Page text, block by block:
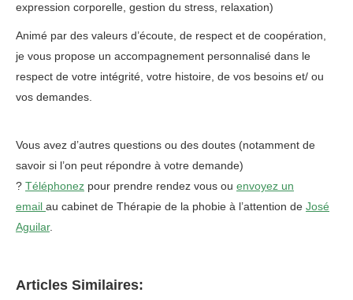
expression corporelle, gestion du stress, relaxation)
Animé par des valeurs d’écoute, de respect et de coopération,
je vous propose un accompagnement personnalisé dans le
respect de votre intégrité, votre histoire, de vos besoins et/ ou
vos demandes.
Vous avez d’autres questions ou des doutes (notamment de
savoir si l’on peut répondre à votre demande)
? Téléphonez pour prendre rendez vous ou envoyez un
email au cabinet de Thérapie de la phobie à l’attention de José
Aguilar.
Articles Similaires: